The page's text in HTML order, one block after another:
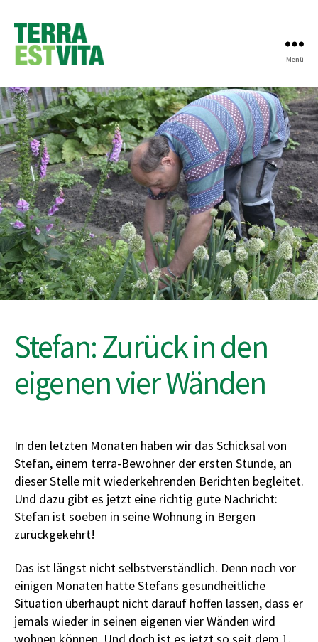
Menü
Stefan: Zurück in den
eigenen vier Wänden
In den letzten Monaten haben wir das Schicksal von
Stefan, einem terra-Bewohner der ersten Stunde, an
dieser Stelle mit wiederkehrenden Berichten begleitet.
Und dazu gibt es jetzt eine richtig gute Nachricht:
Stefan ist soeben in seine Wohnung in Bergen
zurückgekehrt!
Das ist längst nicht selbstverständlich. Denn noch vor
einigen Monaten hatte Stefans gesundheitliche
Situation überhaupt nicht darauf hoffen lassen, dass er
jemals wieder in seinen eigenen vier Wänden wird